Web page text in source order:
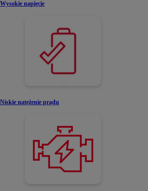
Wysokie napięcie
Niskie natężenie prądu